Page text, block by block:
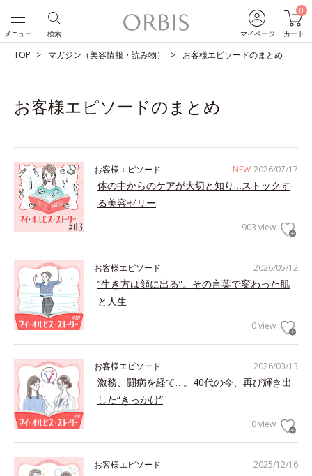
マイページ
0
カート
検索
メニュー
TOP マガジン（美容情報・読み物） お客様エピソードのまとめ
お客様エピソードのまとめ
NEW 2026/07/17
お客様エピソード
体の中からのケアが大切と知り…ストックす
る美容ゼリー
903 view
2026/05/12
お客様エピソード
”生き方は顔に出る”。その言葉で変わった肌
と人生
0 view
2026/03/13
お客様エピソード
激務、闘病を経て…。40代の今、再び輝き出
した“きっかけ”
0 view
2025/12/16
お客様エピソード